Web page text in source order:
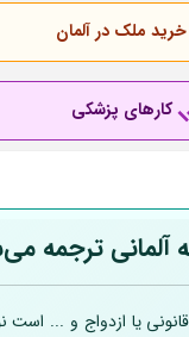
خرید ملک در آلمان
کارهای پزشکی
آلمانی ترجمه
یا ازدواج و ... است